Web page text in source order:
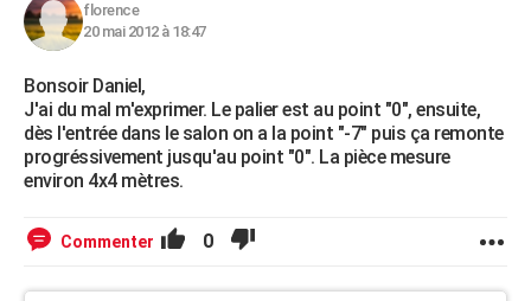
florence
20 mai 2012 à 18:47
Bonsoir Daniel,
J'ai du mal m'exprimer. Le palier est au point "0", ensuite,
dès l'entrée dans le salon on a la point "-7" puis ça remonte
progréssivement jusqu'au point "0". La pièce mesure
environ 4x4 mètres.
Commenter 0